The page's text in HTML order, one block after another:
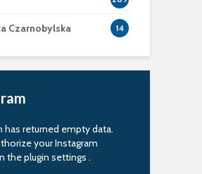
Czarnobylska 14
has returned empty data.
your Instagram
theplugin settings .